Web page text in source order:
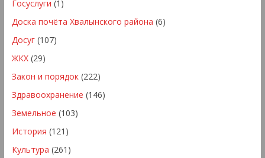
Госуслуги (1)
Доска почёта Хвалынского района (6)
Досуг(107)
ЖКХ(29)
Закон и порядок(222)
Здравоохранение (146)
Земельное (103)
История (121)
Культура (261)